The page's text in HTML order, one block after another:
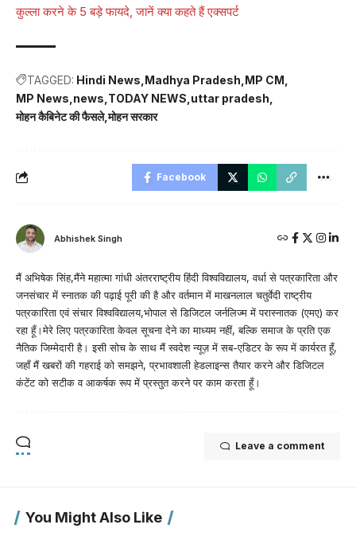
कुल्ला करने के 5 बड़े फायदे, जानें क्या कहते हैं एक्सपर्ट
TAGGED: Hindi News Madhya Pradesh MP CM
MP News news TODAY NEWS uttar pradesh
मोहन कैबिनेट की फैसले मोहन सरकार
Facebook
Abhishek Singh
मैं अभिषेक सिंह,मैंने महात्मा गांधी अंतरराष्ट्रीय हिंदी विश्वविद्यालय, वर्धा से पत्रकारिता और
जनसंचार में स्नातक की पढ़ाई पूरी की है और वर्तमान में माखनलाल चतुर्वेदी राष्ट्रीय
पत्रकारिता एवं संचार विश्वविद्यालय,भोपाल से डिजिटल जर्नलिज्म में परास्नातक (एमए) कर
रहा हूँ।मेरे लिए पत्रकारिता केवल सूचना देने का माध्यम नहीं, बल्कि समाज के प्रति एक
नैतिक जिम्मेदारी है। इसी सोच के साथ मैं स्वदेश न्यूज़ में सब-एडिटर के रूप में कार्यरत हूँ,
जहाँ मैं खबरों की गहराई को समझने, प्रभावशाली हेडलाइन्स तैयार करने और डिजिटल
कंटेंट को सटीक व आकर्षक रूप में प्रस्तुत करने पर काम करता हूँ।
Leave a comment
You Might Also Like